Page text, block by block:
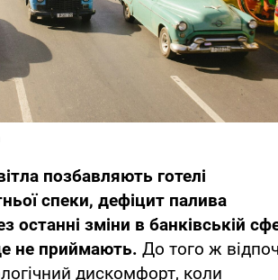
позбавляють готелі
спеки, дефіцит палива
останні зміни в банківській
не приймають. До того ж
дискомфорт, коли